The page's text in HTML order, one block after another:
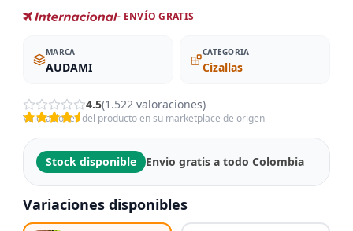
- ENVÍO GRATIS
MARCA
AUDAMI
CATEGORIA
Cizallas
4.5(1.522 valoraciones)
Valoraciones del producto en su marketplace de origen
Stock disponible Envio gratis a todo Colombia
Variaciones disponibles